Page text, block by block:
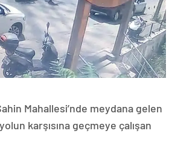
Mahallesi’nde meydana gelen
karşısına geçmeye çalışan